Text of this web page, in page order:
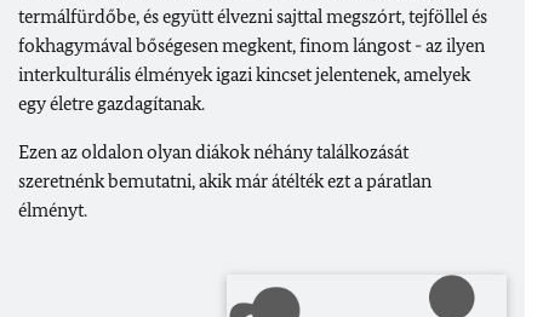
termálfürdőbe, és együtt élvezni sajttal megszórt, tejföllel és
fokhagymával bőségesen megkent, finom lángost - az ilyen
interkulturális élmények igazi kincset jelentenek, amelyek
egy életre gazdagítanak.
Ezen az oldalon olyan diákok néhány találkozását
szeretnénk bemutatni, akik már átélték ezt a páratlan
élményt.